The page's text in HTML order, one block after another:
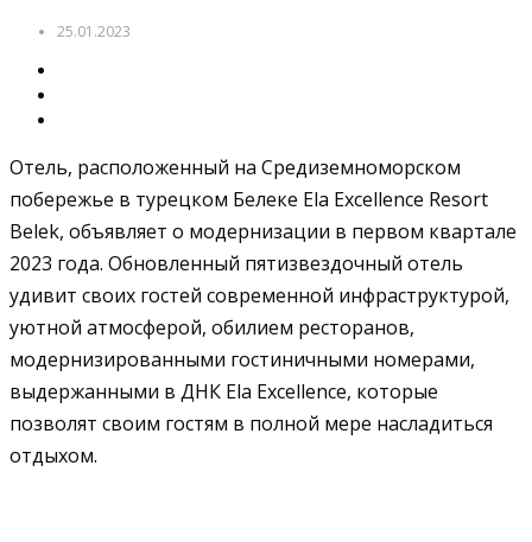
25.01.2023
Отель, расположенный на Средиземноморском
побережье в турецком Белеке Ela Excellence Resort
Belek, объявляет о модернизации в первом квартале
2023 года. Обновленный пятизвездочный отель
удивит своих гостей современной инфраструктурой,
уютной атмосферой, обилием ресторанов,
модернизированными гостиничными номерами,
выдержанными в ДНК Ela Excellence, которые
позволят своим гостям в полной мере насладиться
отдыхом.